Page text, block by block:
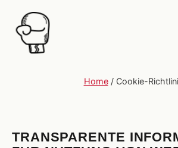
Home/ Cookie-
TRANSPARENTE